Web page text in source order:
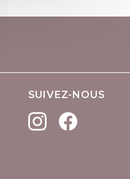
SUIVEZ-NOUS